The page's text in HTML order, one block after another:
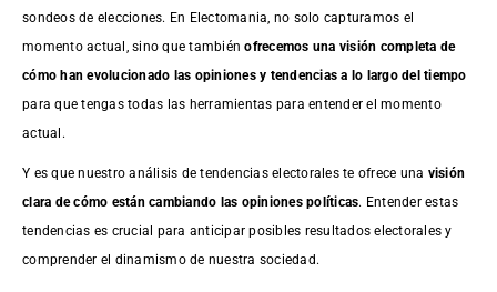
sondeos de elecciones. En Electomania, no solo capturamos el
momento actual, sino que tambiénofrecemos una visión completa de
cómo han evolucionado las opiniones y tendencias a lo largo del tiempo
para que tengas todas las herramientas para entender el momento
actual.
Y es que nuestro análisis de tendencias electorales te ofrece una visión
clara de cómo están cambiando las opiniones políticas. Entender estas
tendencias es crucial para anticipar posibles resultados electorales y
comprender el dinamismo de nuestra sociedad.